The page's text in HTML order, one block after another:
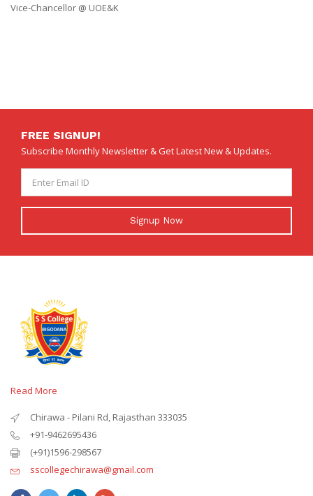
Vice-Chancellor @ UOE&K
FREE SIGNUP!
Subscribe Monthly Newsletter & Get Latest New & Updates.
Signup Now
Read More
Chirawa - Pilani Rd, Rajasthan 333035
+91-9462695436
(+91)1596-298567
sscollegechirawa@gmail.com